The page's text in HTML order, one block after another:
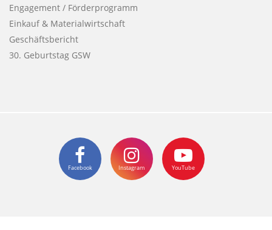
Engagement / Förderprogramm
Einkauf & Materialwirtschaft(Standort)
Geschäftsbericht
30. Geburtstag GSW
Facebook Instagram YouTube